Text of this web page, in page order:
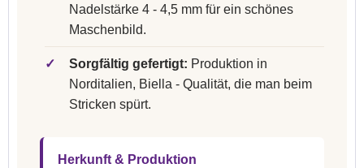
Nadelstärke 4 - 4,5 mm für ein schönes
Maschenbild.
✓ Sorgfältig gefertigt: Produktion in
Norditalien, Biella - Qualität, die man beim
Stricken spürt.
Herkunft & Produktion